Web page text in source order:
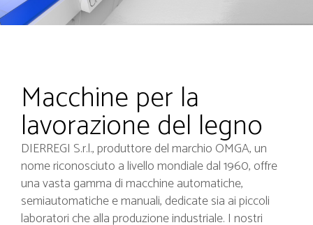
Macchine per la
lavorazione del legno
DIERREGI S.r.l., produttore del marchio OMGA, un
nome riconosciuto a livello mondiale dal 1960, offre
una vasta gamma di macchine automatiche,
semiautomatiche e manuali, dedicate sia ai piccoli
laboratori che alla produzione industriale. I nostri